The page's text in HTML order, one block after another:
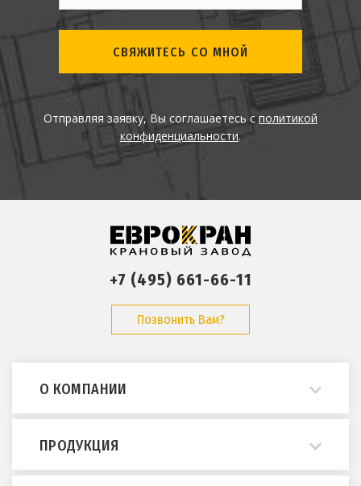
СВЯЖИТЕСЬ СО МНОЙ
Отправляя заявку, Вы соглашаетесь сполитикой
конфиденциальности.
+7 (495) 661-66-11
Позвонить Вам?
О КОМПАНИИ
О нас
Примеры работ
Опросные листы
ПРОДУКЦИЯ
Мостовые краны